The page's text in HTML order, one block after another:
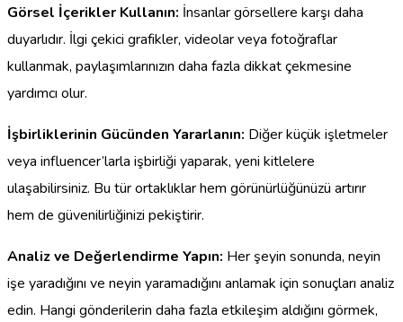
Görsel İçerikler Kullanın: İnsanlar görsellere karşı daha
duyarlıdır. İlgi çekici grafikler, videolar veya fotoğraflar
kullanmak, paylaşımlarınızın daha fazla dikkat çekmesine
yardımcı olur.
İşbirliklerinin Gücünden Yararlanın: Diğer küçük işletmeler
veya influencer’larla işbirliği yaparak, yeni kitlelere
ulaşabilirsiniz. Bu tür ortaklıklar hem görünürlüğünüzü artırır
hem de güvenilirliğinizi pekiştirir.
Analiz ve Değerlendirme Yapın: Her şeyin sonunda, neyin
işe yaradığını ve neyin yaramadığını anlamak için sonuçları analiz
edin. Hangi gönderilerin daha fazla etkileşim aldığını görmek,